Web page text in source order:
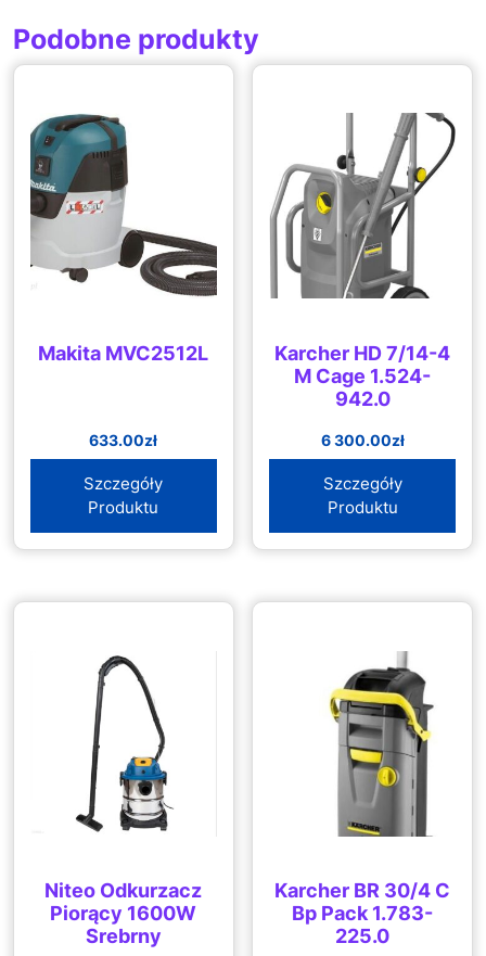
Podobne produkty
Makita MVC2512L
633.00zł
Szczegóły
Produktu
Karcher HD 7/14-4
M Cage 1.524-
942.0
6 300.00zł
Szczegóły
Produktu
Niteo Odkurzacz
Piorący 1600W
Srebrny
Karcher BR 30/4 C
Bp Pack 1.783-
225.0